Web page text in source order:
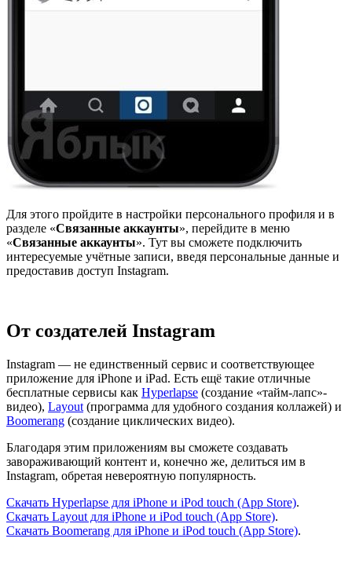
Для этого пройдите в настройки персонального профиля и в
разделе «Связанные аккаунты», перейдите в меню
«Связанные аккаунты». Тут вы сможете подключить
интересуемые учётные записи, введя персональные данные и
предоставив доступ Instagram.
От создателей Instagram
Instagram — не единственный сервис и соответствующее
приложение для iPhone и iPad. Есть ещё такие отличные
бесплатные сервисы как Hyperlapse (создание «тайм-лапс»-
видео), Layout (программа для удобного создания коллажей) и
Boomerang (создание циклических видео).
Благодаря этим приложениям вы сможете создавать
завораживающий контент и, конечно же, делиться им в
Instagram, обретая невероятную популярность.
Скачать Hyperlapse для iPhone и iPod touch (App Store).
Скачать Layout для iPhone и iPod touch (App Store).
Скачать Boomerang для iPhone и iPod touch (App Store).